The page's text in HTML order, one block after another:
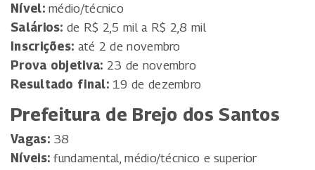
Nível:médio/técnico
Salários: de R$ 2,5 mil a R$ 2,8 mil
Inscrições: até 2 de novembro
Prova objetiva: 23 de novembro
Resultado final:19 de dezembro
Prefeitura de Brejo dos Santos
Vagas:38
Níveis: fundamental, médio/técnico e superior